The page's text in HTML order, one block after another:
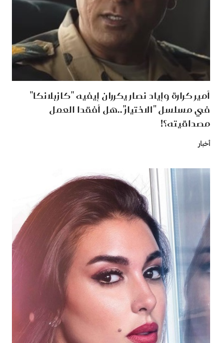
أمير كرارة وإياد نصار يكرران إيفيه "كازبلانكا"
في مسلسل "الاختيار"..هل أفقدا العمل
مصداقيته؟!
أخبار